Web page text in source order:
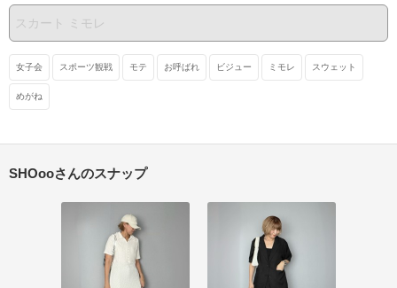
女子会 スポーツ観戦 モテ お呼ばれ ビジュー ミモレ スウェット
めがね
SHOooさんのスナップ